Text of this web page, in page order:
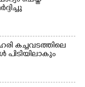
കച്ചവടത്തിലെ